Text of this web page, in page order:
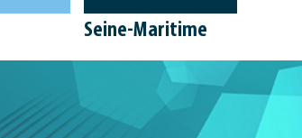
Seine-Maritime